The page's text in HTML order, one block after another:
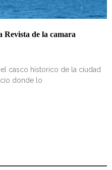
de la camara
casco historico de la ciudad
donde lo